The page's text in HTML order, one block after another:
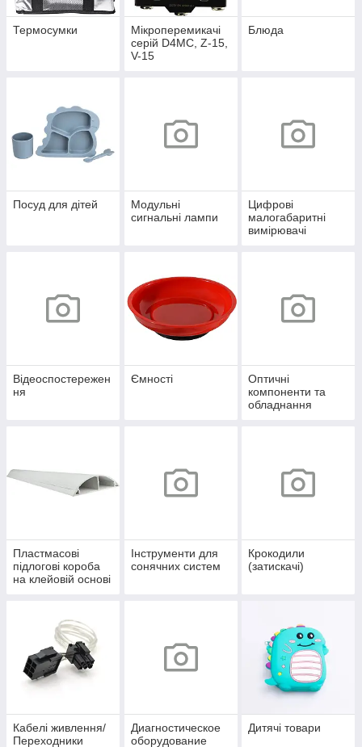
Термосумки
Мікроперемикачі
серій D4MC, Z-15,
V-15
Блюда
Посуд для дітей
Модульні
сигнальні лампи
Цифрові
малогабаритні
вимірювачі
Відеоспостережен
ня
Ємності
Оптичні
компоненти та
обладнання
Пластмасові
підлогові короба
на клейовій основі
Інструменти для
сонячних систем
Крокодили
(затискачі)
Кабелі живлення/
Переходники
Диагностическое
оборудование
Дитячі товари